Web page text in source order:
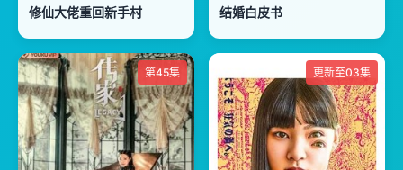
修仙大佬重回新手村 结婚白皮书
第45集 更新至03集